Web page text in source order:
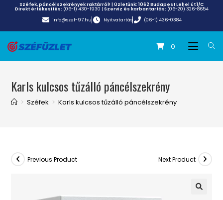
Széfek, páncélszekrények raktárról! | Üzletünk:1062 Budapest Lehel út 1/C
Direkt értékesítés: (06-1) 430-1930 | Szerviz és karbantartás: (06-20) 326-8654
info@szef-97.hu
Nyitvatartás (06-1) 436-0384
0
Karls kulcsos tűzálló páncélszekrény
> Széfek > Karls kulcsos tűzálló páncélszekrény
Previous Product Next Product